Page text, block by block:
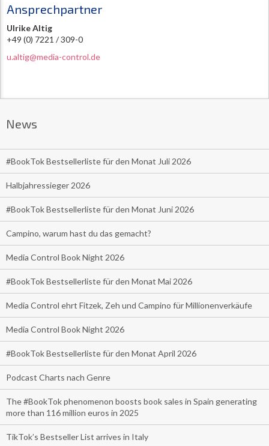
Ansprechpartner
Ulrike Altig
+49 (0) 7221 / 309-0
u.altig@media-control.de
News
#BookTok Bestsellerliste für den Monat Juli 2026
Halbjahressieger 2026
#BookTok Bestsellerliste für den Monat Juni 2026
Campino, warum hast du das gemacht?
Media Control Book Night 2026
#BookTok Bestsellerliste für den Monat Mai 2026
Media Control ehrt Fitzek, Zeh und Campino für Millionenverkäufe
Media Control Book Night 2026
#BookTok Bestsellerliste für den Monat April 2026
Podcast Charts nach Genre
The #BookTok phenomenon boosts book sales in Spain generating
more than 116 million euros in 2025
TikTok’s Bestseller List arrives in Italy